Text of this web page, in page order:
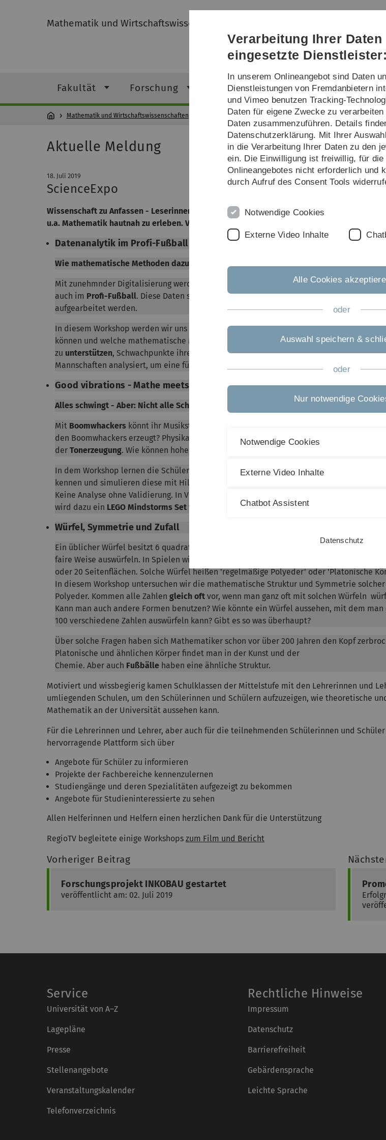
Direkt
Direkt
Direkt
Drucken,
Social
Direkt
Direkt
Mathematik und Wirtschaftswissenschaften
Fakultät Forschung Studium Praxis an unserer
Mathematik und Wirtschaftswissenschaften News-Detail
Aktuelle Meldung
18. Juli 2019
ScienceExpo
Wissenschaft zu Anfassen - Leserinnen und Lehrer sind mit ihren Schülerinnen und Schüler
u.a. Mathematik hautnah zu erleben. Verschiedene Workshops laden zum Mitmachen ein.
Datenanalytik im Profi-Fußball
Wie mathematische Methoden dazu beitragen, den Fußball besser zu machen.
Mit zunehmnder Digitalisierung werden auch im Sportbereich immer mehrDaten
auch im Profi-Fußball. Diese Daten sind von geringem Wert, wenn Sie nicht entsprechend
aufgearbeitet werden.
In diesem Workshop werden wir uns damit befassen, wie derartige Daten aufbereitet
können und welche mathematische Methoden zum Einsatz kommen, um z.B.Trainerdarin
zu unterstützen, Schwachpunkte ihres Teams aufzudecken. Auch werden damit
Mannschaften analysiert, um eine für sie geeignete
zu entwickeln.
Good vibrations - Mathe meets Music
Alles schwingt - Aber: Nicht alle Schwingungen erzeugen Töne
Mit Boomwhackers könnt ihr Musikstücke von Klassik bis Rock spielen. Wie werden diese
den Boomwhackers erzeugt? Physikalische Gesetze helfen uns bei der Beschreibung
der Tonerzeugung. Wie können hohe, wie tiefe Töne erzeugt werden?
In dem Workshop lernen die Schüler/innen die mathematische Modellierung eines
kennen und simulieren diese mit Hilfe einer Simulationssoftware, die sie kennenlernen.
Keine Analyse ohne Validierung. In Versuchen werden die Simulationsergebnisse
wird dazu ein LEGO Mindstorms Set für Messungen herangezogen.
Würfel, Symmetrie und Zufall
Ein üblicher Würfel besitzt 6 quadratische Seitenflächen. Hiermit kann man Zahlen von 1
faire Weise auswürfeln. In Spielen wie '
oder 20 Seitenflächen. Solche Würfel heißen 'regelmäßige Polyeder' oder 'Platonische
In diesem Workshop untersuchen wir die mathematische Struktur und Symmetrie solcher
Polyeder. Kommen alle Zahlen gleich oft vor, wenn man ganz oft mit solchen Würfeln
Kann man auch andere Formen benutzen? Wie könnte ein Würfel aussehen, mit dem
100 verschiedene Zahlen auswürfeln kann? Gibt es so was überhaupt?
Über solche Fragen haben sich Mathematiker schon vor über 200 Jahren den Kopf
Platonische und ähnlichen Körper findet man in der Kunst und der
Chemie. Aber auch Fußbälle haben eine ähnliche Struktur.
Motiviert und wissbegierig kamen Schulklassen der Mittelstufe mit den Lehrerinnen und
umliegenden Schulen, um den Schülerinnen und Schülern aufzuzeigen, wie theoretische
Mathematik an der Universität aussehen kann.
Für die Lehrerinnen und Lehrer, aber auch für die teilnehmenden Schülerinnen und Schüler
hervorragende Plattform sich über
Angebote für Schüler zu informieren
Projekte der Fachbereiche kennenzulernen
Studiengänge und deren Spezialitäten aufgezeigt zu bekommen
Angebote für Studieninteressierte zu sehen
Allen Helferinnen und Helfern einen herzlichen Dank für die Unterstützung
RegioTV begleitete einige Workshops zum Film und Bericht
Vorheriger Beitrag
Forschungsprojekt INKOBAU gestartet
veröffentlicht am: 02. Juli 2019
Service
Universität von A–Z
Lagepläne
Presse
Stellenangebote
Veranstaltungskalender
Telefonverzeichnis
Rechtliche Hinweise
Impressum
Datenschutz
Barrierefreiheit
Gebärdensprache
Leichte Sprache
Verarbeitung Ihrer Daten
eingesetzte Dienstleister:
In unserem Onlineangebot sind Daten
Dienstleistungen von Fremdanbietern
und Vimeo benutzen Tracking-
Daten für eigene Zwecke zu
Daten zusammenzuführen. Details
Datenschutzerklärung. Mit Ihrer
in die Verarbeitung Ihrer Daten zu den
ein. Die Einwilligung ist freiwillig, für die
Onlineangebotes nicht erforderlich und
durch Aufruf des Consent Tools
Notwendige Cookies
Externe Video Inhalte
Alle Cookies
oder
Auswahl speichern &
oder
Nur notwendige
Notwendige Cookies
Externe Video Inhalte
Chatbot Assistent
Datenschutz